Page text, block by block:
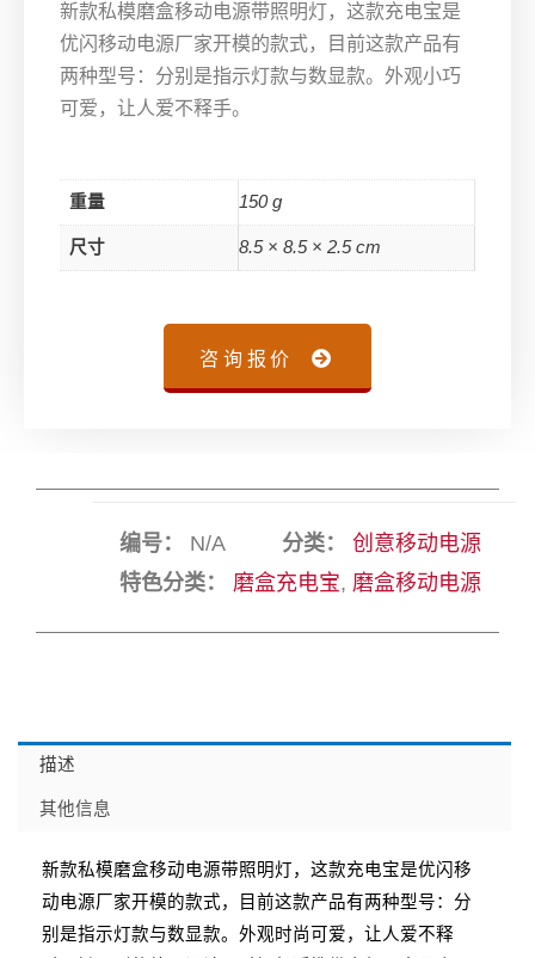
新款私模磨盒移动电源带照明灯，这款充电宝是
优闪移动电源厂家开模的款式，目前这款产品有
两种型号：分别是指示灯款与数显款。外观小巧
可爱，让人爱不释手。
重量 150 g
尺寸 8.5 × 8.5 × 2.5 cm
咨询报价
编号： N/A 分类：
创意移动电源
特色分类：
磨盒充电宝, 磨盒移动电源
描述
其他信息
新款私模磨盒移动电源带照明灯，这款充电宝是优闪移
动电源厂家开模的款式，目前这款产品有两种型号：分
别是指示灯款与数显款。外观时尚可爱，让人爱不释